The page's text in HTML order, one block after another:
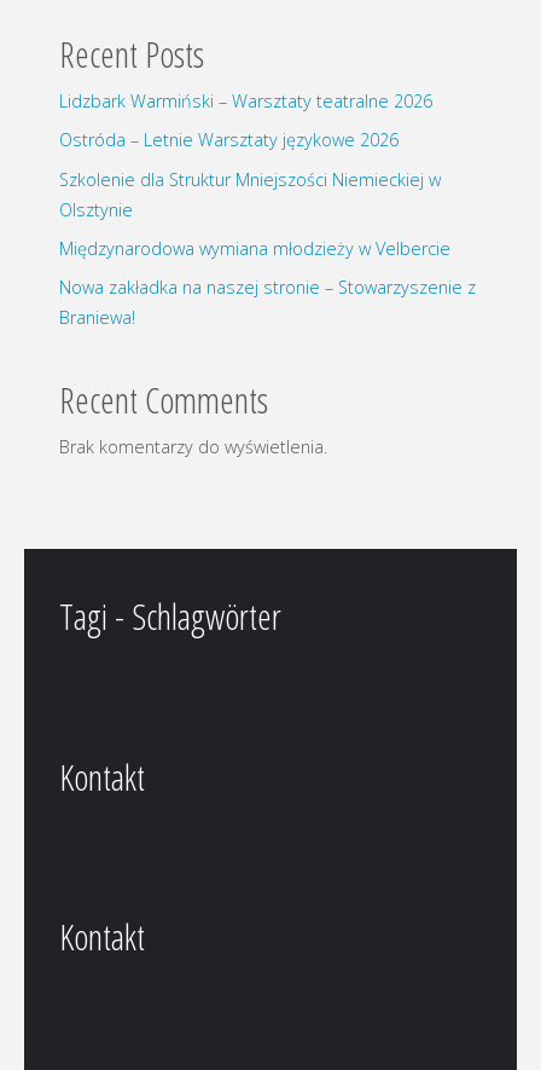
Recent Posts
Lidzbark Warmiński – Warsztaty teatralne 2026
Ostróda – Letnie Warsztaty językowe 2026
Szkolenie dla Struktur Mniejszości Niemieckiej w
Olsztynie
Międzynarodowa wymiana młodzieży w Velbercie
Nowa zakładka na naszej stronie – Stowarzyszenie z
Braniewa!
Recent Comments
Brak komentarzy do wyświetlenia.
Tagi - Schlagwörter
Kontakt
Kontakt